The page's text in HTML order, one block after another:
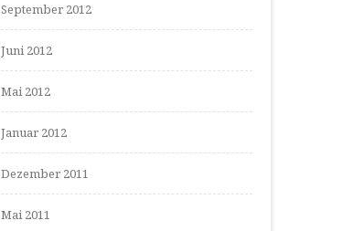
September 2012
Juni 2012
Mai 2012
Januar 2012
Dezember 2011
Mai 2011